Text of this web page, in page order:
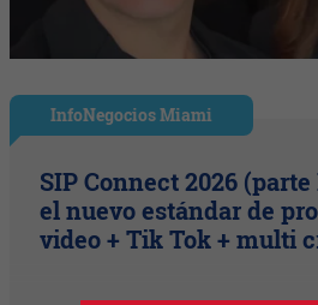
InfoNegocios Miami
SIP Connect 2026
el nuevo estándar de
video + Tik Tok + multi